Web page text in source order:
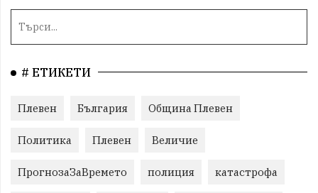
# ЕТИКЕТИ
Плевен България Община Плевен
Политика Плевен Величие
ПрогнозаЗаВремето полиция катастрофа